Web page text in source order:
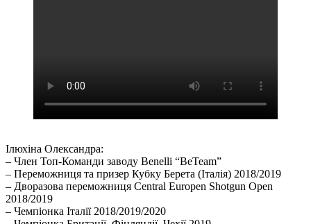
Ілюхіна Олександра:
– Член Топ-Команди заводу Benelli “BeTeam”
– Переможниця та призер Кубку Берета (Італія) 2018/2019
– Дворазова переможниця Central Europen Shotgun Open
2018/2019
– Чемпіонка Італії 2018/2019/2020